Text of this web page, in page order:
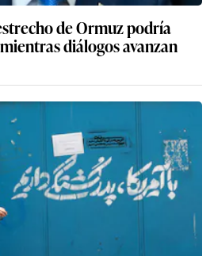
de Ormuz podría
diálogos avanzan